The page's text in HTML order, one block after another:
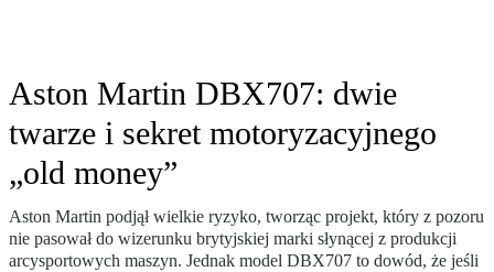
Aston Martin DBX707: dwie
twarze i sekret motoryzacyjnego
„old money”
Aston Martin podjął wielkie ryzyko, tworząc projekt, który z pozoru
nie pasował do wizerunku brytyjskiej marki słynącej z produkcji
arcysportowych maszyn. Jednak model DBX707 to dowód, że jeśli